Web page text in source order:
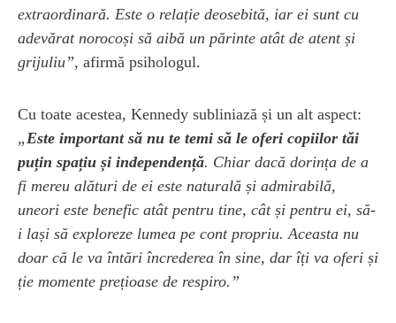
extraordinară. Este o relație deosebită, iar ei sunt cu
adevărat norocoși să aibă un părinte atât de atent și
grijuliu”, afirmă psihologul.
Cu toate acestea, Kennedy subliniază și un alt aspect:
„ Este important să nu te temi să le oferi copiilor tăi
puțin spațiu și independență. Chiar dacă dorința de a
fi mereu alături de ei este naturală și admirabilă,
uneori este benefic atât pentru tine, cât și pentru ei, să-
i lași să exploreze lumea pe cont propriu. Aceasta nu
doar că le va întări încrederea în sine, dar îți va oferi și
ție momente prețioase de respiro.”